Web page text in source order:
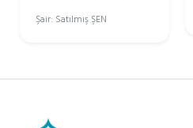
Şair: Satılmış ŞEN